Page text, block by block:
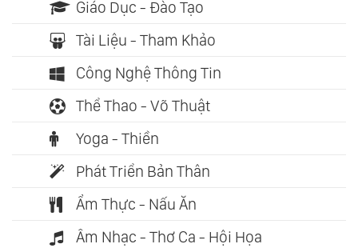
Giáo Dục - Đào Tạo
Tài Liệu - Tham Khảo
Công Nghệ Thông Tin
Thể Thao - Võ Thuật
Yoga - Thiền
Phát Triển Bản Thân
Ẩm Thực - Nấu Ăn
Âm Nhạc - Thơ Ca - Hội Họa